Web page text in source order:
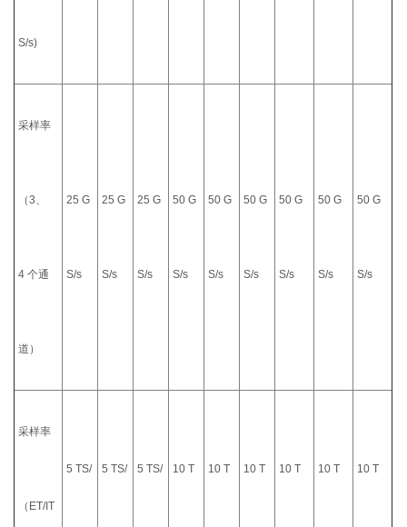
S/s)
采样率
（3、
4 个通
道）
25 G
S/s
25 G
S/s
25 G
S/s
50 G
S/s
50 G
S/s
50 G
S/s
50 G
S/s
50 G
S/s
50 G
S/s
采样率
（ET/IT
5 TS/ 5 TS/ 5 TS/ 10 T 10 T 10 T 10 T 10 T 10 T